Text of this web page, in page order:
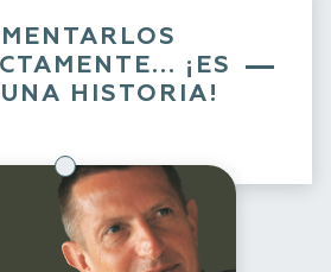
¡ES
HISTORIA!